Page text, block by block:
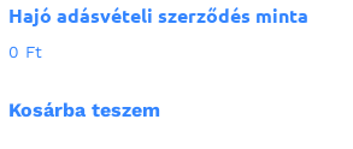
Hajó adásvételi szerződés minta
0 Ft
Kosárba teszem